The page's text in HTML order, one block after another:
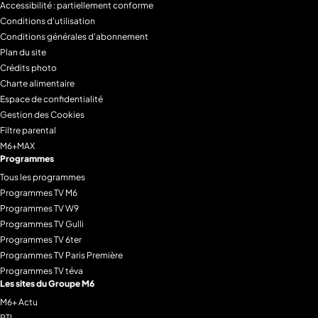
Accessibilité : partiellement conforme
Conditions d'utilisation
Conditions générales d'abonnement
Plan du site
Crédits photo
Charte alimentaire
Espace de confidentialité
Gestion des Cookies
Filtre parental
M6+MAX
Programmes
Tous les programmes
Programmes TV M6
Programmes TV W9
Programmes TV Gulli
Programmes TV 6ter
Programmes TV Paris Première
Programmes TV téva
Les sites du Groupe M6
M6+ Actu